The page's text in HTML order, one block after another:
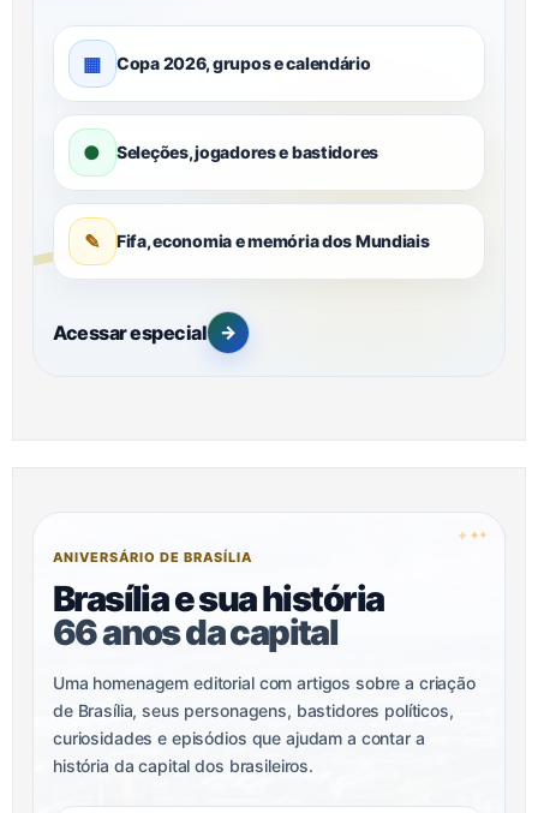
▦ Copa 2026, grupos e calendário
● Seleções, jogadores e bastidores
✎ Fifa, economia e memória dos Mundiais
Acessar especial →
✦ ✦✦
ANIVERSÁRIO DE BRASÍLIA
Brasília e sua história
66 anos da capital
Uma homenagem editorial com artigos sobre a criação
de Brasília, seus personagens, bastidores políticos,
curiosidades e episódios que ajudam a contar a
história da capital dos brasileiros.